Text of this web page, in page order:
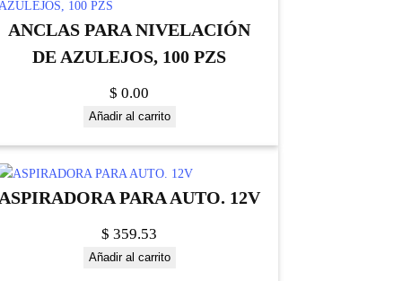
ANCLAS PARA NIVELACIÓN
DE AZULEJOS, 100 PZS
$ 0.00
Añadir al carrito
PARA AUTO. 12V
$ 359.53
Añadir al carrito